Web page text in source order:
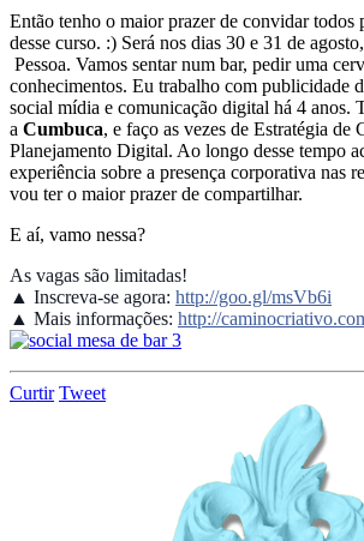
Então tenho o maior prazer de convidar todos
desse curso. :) Será nos dias 30 e 31 de
Pessoa. Vamos sentar num bar, pedir uma
conhecimentos. Eu trabalho com publicidade
social mídia e comunicação digital há 4 anos.
a Cumbuca, e faço as vezes de Estratégia de
Planejamento Digital. Ao longo desse tempo
experiência sobre a presença corporativa nas
vou ter o maior prazer de compartilhar.
E aí, vamo nessa?
As vagas são limitadas!
▲ Inscreva-se agora: http://goo.gl/msVb6i
▲ Mais informações: http://
Curtir Tweet